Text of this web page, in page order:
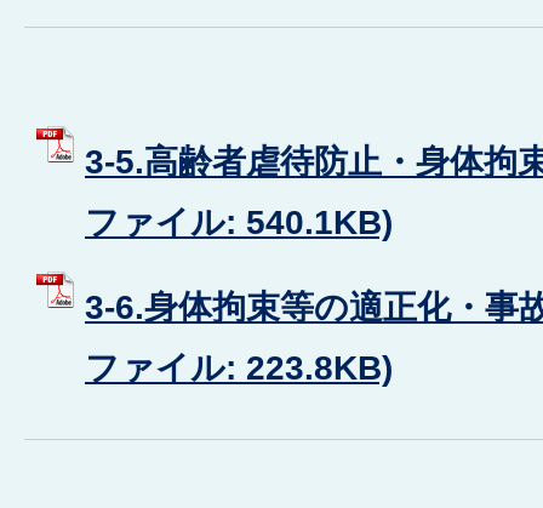
3-5.高齢者虐待防止・身体拘
ファイル: 540.1KB)
3-6.身体拘束等の適正化・事
ファイル: 223.8KB)